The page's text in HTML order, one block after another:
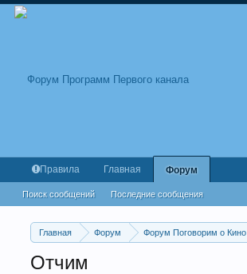
Главная Форум Форум Поговорим о Кино
Отчим
Правила Главная Форум
Поиск сообщений Последние сообщения